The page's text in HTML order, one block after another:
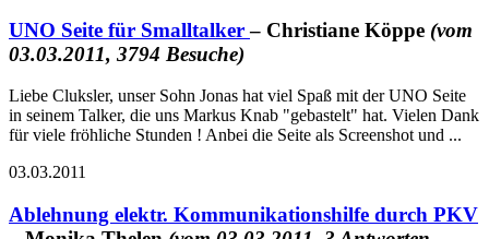
UNO Seite für Smalltalker– Christiane Köppe (vom
03.03.2011, 3794 Besuche)
Liebe Cluksler, unser Sohn Jonas hat viel Spaß mit der UNO Seite
in seinem Talker, die uns Markus Knab "gebastelt" hat. Vielen Dank
für viele fröhliche Stunden ! Anbei die Seite als Screenshot und ...
03.03.2011
Ablehnung elektr. Kommunikationshilfe durch PKV